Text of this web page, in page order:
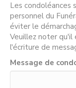
Les condoléances
personnel du
éviter le
Veuillez noter
l'écriture de
Message de